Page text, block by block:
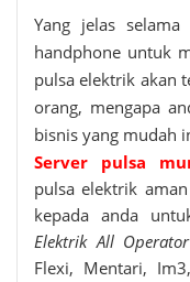
Yang jelas selama
handphone untuk
pulsa elektrik akan
orang, mengapa
bisnis yang mudah
Server pulsa
pulsa elektrik
kepada anda
Elektrik All Operator
Flexi, Mentari,